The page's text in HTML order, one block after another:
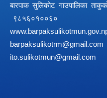
बारपाक सुलिकोट
barpaksulikotrm@gmail.com
ito.sulikotmun@gmail.com